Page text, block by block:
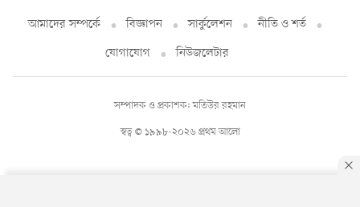
আমাদের সম্পর্কে বিজ্ঞাপন সার্কুলেশন
নীতি ও শর্ত
যোগাযোগ
নিউজলেটার
স্বত্ব © ১৯৯৮-২০২৬ প্রথম আলো
সম্পাদক ও প্রকাশক: মতিউর রহমান